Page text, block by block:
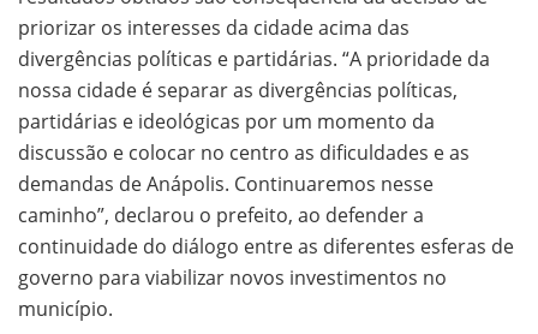
priorizar os interesses da cidade acima das
divergências políticas e partidárias. “A prioridade da
nossa cidade é separar as divergências políticas,
partidárias e ideológicas por um momento da
discussão e colocar no centro as dificuldades e as
demandas de Anápolis. Continuaremos nesse
caminho”, declarou o prefeito, ao defender a
continuidade do diálogo entre as diferentes esferas de
governo para viabilizar novos investimentos no
município.